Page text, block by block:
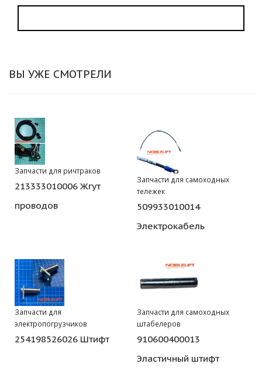
ВЫ УЖЕ СМОТРЕЛИ
Запчасти для ричтраков
213333010006 Жгут
проводов
Запчасти для самоходных
тележек
509933010014
Электрокабель
Запчасти для
электропогрузчиков
254198526026 Штифт
Запчасти для самоходных
штабелеров
910600400013
Эластичный штифт